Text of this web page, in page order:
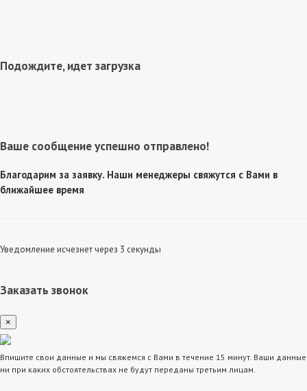
Подождите, идет загрузка
Ваше сообщение успешно отправлено!
Благодарим за заявку. Наши менеджеры свяжутся с Вами в
ближайшее время
Уведомление исчезнет через 3 секунды
Заказать звонок
×
Впишите свои данные и мы свяжемся с Вами в течение 15 минут. Ваши данные
ни при каких обстоятельствах не будут переданы третьим лицам.